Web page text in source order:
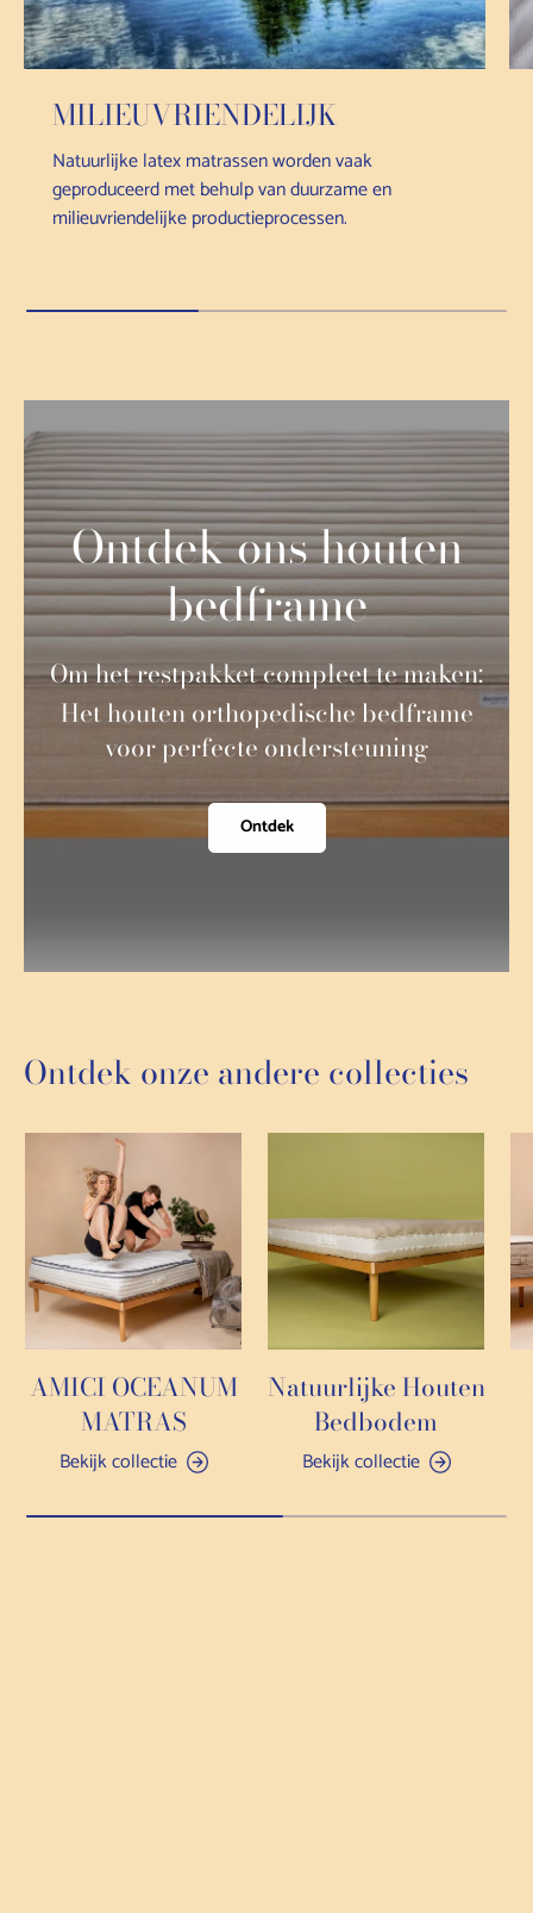
MILIEUVRIENDELIJK
Natuurlijke latex matrassen worden vaak
geproduceerd met behulp van duurzame en
milieuvriendelijke productieprocessen.
Ontdek ons houten
bedframe
Om het restpakket compleet te maken:
Het houten orthopedische bedframe
voor perfecte ondersteuning
Ontdek
Ontdek onze andere collecties
AMICI OCEANUM
MATRAS
Bekijk collectie
Natuurlijke Houten
Bedbodem
Bekijk collectie